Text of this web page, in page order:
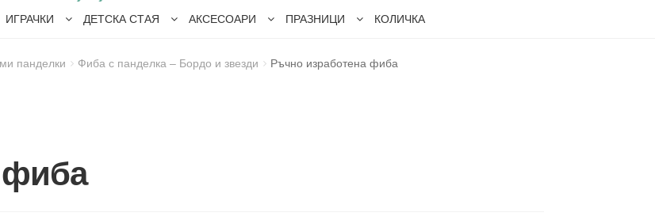
ИГРАЧКИ ДЕТСКА СТАЯ АКСЕСОАРИ ПРАЗНИЦИ КОЛИЧКА
панделки Фиба с панделка – Бордо и звезди Ръчно изработена фиба
фиба